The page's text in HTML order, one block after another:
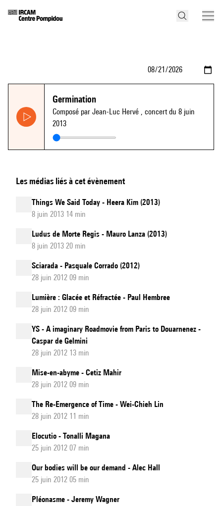
Germination
Composé par Jean-Luc Hervé , concert du 8 juin
2013
Les médias liés à cet évènement
Things We Said Today - Heera Kim (2013)
8 juin 2013 14 min
Ludus de Morte Regis - Mauro Lanza (2013)
8 juin 2013 20 min
Sciarada - Pasquale Corrado (2012)
28 juin 2012 09 min
Lumière : Glacée et Réfractée - Paul Hembree
28 juin 2012 09 min
YS - A imaginary Roadmovie from Paris to Douarnenez -
Caspar de Gelmini
28 juin 2012 13 min
Mise-en-abyme - Cetiz Mahir
28 juin 2012 09 min
The Re-Emergence of Time - Wei-Chieh Lin
28 juin 2012 11 min
Elocutio - Tonalli Magana
25 juin 2012 07 min
Our bodies will be our demand - Alec Hall
25 juin 2012 05 min
Pléonasme - Jeremy Wagner